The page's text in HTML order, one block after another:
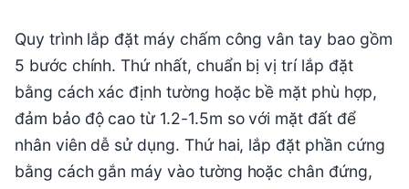
Quy trình lắp đặt máy chấm công vân tay bao gồm
5 bước chính. Thứ nhất, chuẩn bị vị trí lắp đặt
bằng cách xác định tường hoặc bề mặt phù hợp,
đảm bảo độ cao từ 1.2-1.5m so với mặt đất để
nhân viên dễ sử dụng. Thứ hai, lắp đặt phần cứng
bằng cách gắn máy vào tường hoặc chân đứng,